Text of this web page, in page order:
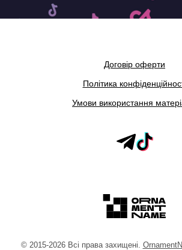
Договір оферти
Політика
Умови використання
©2015-2026Всі права захищені.